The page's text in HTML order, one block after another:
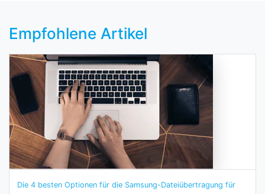
Empfohlene Artikel
Die 4 besten Optionen für die Samsung-Dateiübertragung für